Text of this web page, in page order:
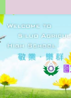
轉
至
要
容